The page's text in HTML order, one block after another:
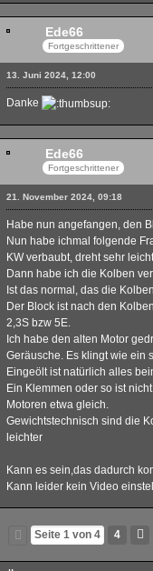
Ede66
Fortgeschrittener
13. Juni 2024, 12:00
Danke
Ede66
Fortgeschrittener
21. November 2024, 09:18
Habe nun angefangen, den
Nun habe ichmal folgende
KW verbaubt, dreht sehr
Dann habe ich die Kolben
Ist das normal, das die
Der Block ist nach den
2,3S bzw 5E.
Ich habe den alten Motor
Geräusche. Es klingt wie ein
Eingeölt ist natürlich alles
Ein Klemmen oder so ist
Motoren etwa gleich.
Gewichtstechnisch sind die
leichter
Kann es sein,das dadurch
Kann leider kein Video
Seite 1 von 4 4